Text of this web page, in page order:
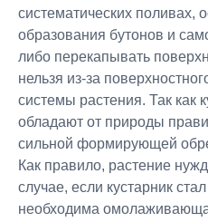
систематических поливах,
образования бутонов и
либо перекапывать
нельзя из-за
системы растения. Так как
обладают от природы
сильной формирующей
Как правило, растение
случае, если кустарник
необходима